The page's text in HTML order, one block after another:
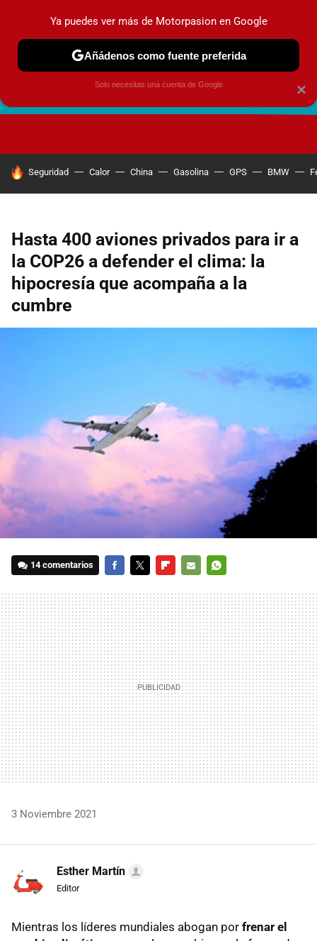
HOY SE HABLA DE
Seguridad Calor China Gasolina GPS BMW
Hasta 400 aviones privados para ir a
la COP26 a defender el clima: la
hipocresía que acompaña a la
cumbre
14 comentarios
MAIL
3 Noviembre 2021
Esther Martín
Editor
Mientras los líderes mundiales abogan por frenar el
×
Ya puedes ver más de Motorpasion en Google
Añádenos como fuente preferida
Solo necesitas una cuenta de Google